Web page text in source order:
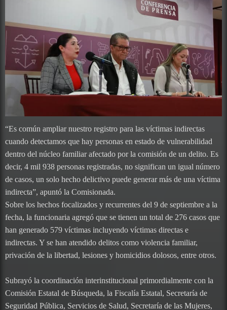
“Es común ampliar nuestro registro para las víctimas indirectas
cuando detectamos que hay personas en estado de vulnerabilidad
dentro del núcleo familiar afectado por la comisión de un delito. Es
decir, 4 mil 938 personas registradas, no significan un igual número
de casos, un solo hecho delictivo puede generar más de una víctima
indirecta”, apuntó la Comisionada.
Sobre los hechos focalizados y recurrentes del 9 de septiembre a la
fecha, la funcionaria agregó que se tienen un total de 276 casos que
han generado 579 víctimas incluyendo víctimas directas e
indirectas. Y se han atendido delitos como violencia familiar,
privación de la libertad, lesiones y homicidios dolosos, entre otros.
Subrayó la coordinación interinstitucional primordialmente con la
Comisión Estatal de Búsqueda, la Fiscalía Estatal, Secretaría de
Seguridad Pública, Servicios de Salud, Secretaría de las Mujeres,